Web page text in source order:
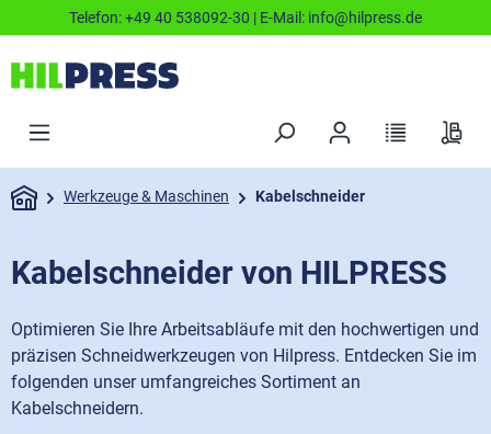
Telefon:+49 40 538092-30 | E-Mail: info@hilpress.de
Werkzeuge & Maschinen Kabelschneider
Kabelschneider von HILPRESS
Optimieren Sie Ihre Arbeitsabläufe mit den hochwertigen und
präzisen Schneidwerkzeugen von Hilpress. Entdecken Sie im
folgenden unser umfangreiches Sortiment an
Kabelschneidern.